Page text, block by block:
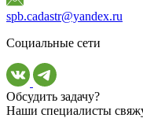
spb.cadastr@yandex.ru
Социальные сети
Обсудить задачу?
Наши специалисты